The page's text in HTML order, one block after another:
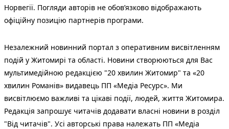
Норвегії. Погляди авторів не обов’язково відображають
офіційну позицію партнерів програми.
Незалежний новинний портал з оперативним висвітленням
подій у Житомирі та області. Новини створюються для Вас
мультимедійною редакцією "20 хвилин Житомир" та «20
хвилин Романів» видавець ПП «Медіа Ресурс». Ми
висвітлюємо важливі та цікаві події, людей, життя Житомира.
Редакція запрошує читачів додавати власні новини в розділ
"Від читачів". Усі авторські права належать ПП «Медіа